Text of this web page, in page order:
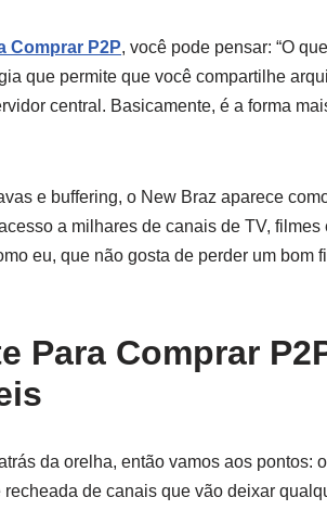
Comprar P2P, você pode pensar: “O
que permite que você compartilhe
central. Basicamente, é a forma
e buffering, o New Braz aparece
a milhares de canais de TV, filmes
eu, que não gosta de perder um bom
Para Comprar
da orelha, então vamos aos pontos: o
de canais que vão deixar